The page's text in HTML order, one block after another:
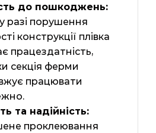
до пошкоджень:
у разі порушення
конструкції плівка
працездатність,
секція ферми
працювати
та надійність:
проклеювання